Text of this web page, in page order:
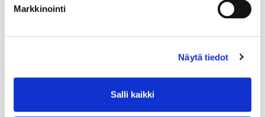
Markkinointi
Näytä tiedot
Salli kaikki